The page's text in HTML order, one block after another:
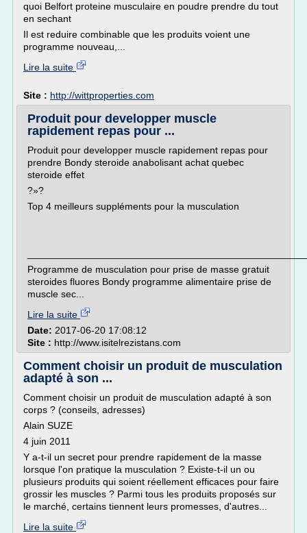
quoi Belfort proteine musculaire en poudre prendre du tout
en sechant
Il est reduire combinable que les produits voient une
programme nouveau,...
Lire la suite
Site : http://wittproperties.com
Produit pour developper muscle
rapidement repas pour ...
Produit pour developper muscle rapidement repas pour
prendre Bondy steroide anabolisant achat quebec
steroide effet
?»?
Top 4 meilleurs suppléments pour la musculation
Programme de musculation pour prise de masse gratuit
steroides fluores Bondy programme alimentaire prise de
muscle sec...
Lire la suite
Date: 2017-06-20 17:08:12
Site : http://www.isitelrezistans.com
Comment choisir un produit de musculation
adapté à son ...
Comment choisir un produit de musculation adapté à son
corps ? (conseils, adresses)
Alain SUZE
4 juin 2011
Y a-t-il un secret pour prendre rapidement de la masse
lorsque l'on pratique la musculation ? Existe-t-il un ou
plusieurs produits qui soient réellement efficaces pour faire
grossir les muscles ? Parmi tous les produits proposés sur
le marché, certains tiennent leurs promesses, d'autres...
Lire la suite